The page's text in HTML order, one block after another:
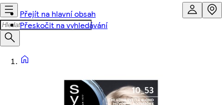
Přejít na hlavní obsah
Přeskočit na vyhledávání